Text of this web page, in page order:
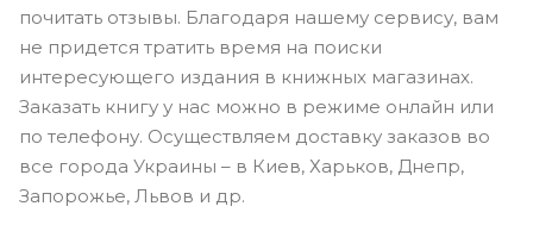
почитать отзывы. Благодаря нашему сервису, вам
не придется тратить время на поиски
интересующего издания в книжных магазинах.
Заказать книгу у нас можно в режиме онлайн или
по телефону. Осуществляем доставку заказов во
все города Украины – в Киев, Харьков, Днепр,
Запорожье, Львов и др.